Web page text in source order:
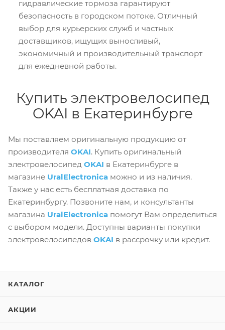
гидравлические тормоза гарантируют
безопасность в городском потоке. Отличный
выбор для курьерских служб и частных
доставщиков, ищущих выносливый,
экономичный и производительный транспорт
для ежедневной работы.
Купить электровелосипед
OKAI в Екатеринбурге
Мы поставляем оригинальную продукцию от
производителя OKAI. Купить оригинальный
электровелосипед OKAI в Екатеринбурге в
магазине UralElectronica можно и из наличия.
Также у нас есть бесплатная доставка по
Екатеринбургу. Позвоните нам, и консультанты
магазина UralElectronica помогут Вам определиться
с выбором модели. Доступны варианты покупки
электровелосипедов OKAI в рассрочку или кредит.
КАТАЛОГ
АКЦИИ